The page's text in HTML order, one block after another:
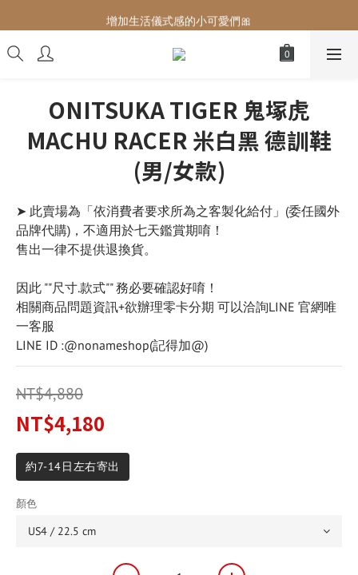
增加生活儀式感的小可愛們🎀
增加生活儀式感的小可愛們🎀
最後現貨‼️這價格不需要再解釋🔥
ONITSUKA TIGER 鬼塚虎
MACHU RACER 米白黑 德訓鞋
(男/女款)
➤ 此賣場為「依消費者要求所為之客製化給付」(委任國外
品牌代購)，不適用於七天鑑賞期唷！
售出一律不提供退換貨。
因此 ""尺寸.款式"" 務必要確認好唷！
相關商品問題資訊+欲辦理零卡分期 可以洽詢LINE 官網唯
一客服
LINE ID :@nonameshop(記得加@)
NT$4,880
NT$4,180
約7-14日左右寄出
顏色